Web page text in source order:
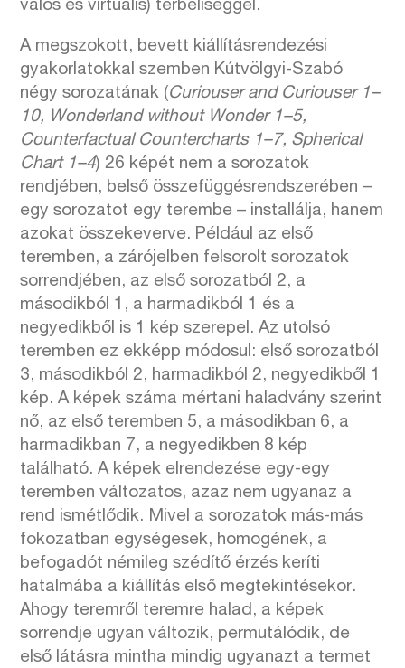
valós és virtuális) térbeliséggel.
A megszokott, bevett kiállításrendezési
gyakorlatokkal szemben Kútvölgyi-Szabó
négy sorozatának (Curiouser and Curiouser 1–
10, Wonderland without Wonder 1–5,
Counterfactual Countercharts 1–7, Spherical
Chart 1–4) 26 képét nem a sorozatok
rendjében, belső összefüggésrendszerében –
egy sorozatot egy terembe – installálja, hanem
azokat összekeverve. Például az első
teremben, a zárójelben felsorolt sorozatok
sorrendjében, az első sorozatból 2, a
másodikból 1, a harmadikból 1 és a
negyedikből is 1 kép szerepel. Az utolsó
teremben ez ekképp módosul: első sorozatból
3, másodikból 2, harmadikból 2, negyedikből 1
kép. A képek száma mértani haladvány szerint
nő, az első teremben 5, a másodikban 6, a
harmadikban 7, a negyedikben 8 kép
található. A képek elrendezése egy-egy
teremben változatos, azaz nem ugyanaz a
rend ismétlődik. Mivel a sorozatok más-más
fokozatban egységesek, homogének, a
befogadót némileg szédítő érzés keríti
hatalmába a kiállítás első megtekintésekor.
Ahogy teremről teremre halad, a képek
sorrendje ugyan változik, permutálódik, de
első látásra mintha mindig ugyanazt a termet